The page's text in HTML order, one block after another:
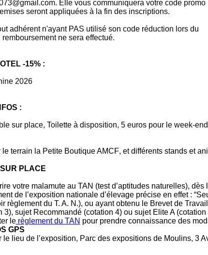
seront appliquées à la fin des inscriptions.
remboursement ne sera effectué.
-15% :
2026
:
sur place, Toilette à disposition, 5 euros pour le week-end
le terrain la Petite Boutique AMCF, et différents stands et
PLACE
votre malamute au TAN (test d’aptitudes naturelles), dès
de l’exposition nationale d’élevage précise en effet :
règlement du T. A. N.), ou ayant obtenu le Brevet de
3), sujet Recommandé (cotation 4) ou sujet Elite A (cotation
lerèglement du TAN pour prendre connaissance des
GPS
le lieu de l’exposition, Parc des expositions de Moulins, 3